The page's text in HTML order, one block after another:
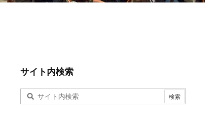
サイト内検索